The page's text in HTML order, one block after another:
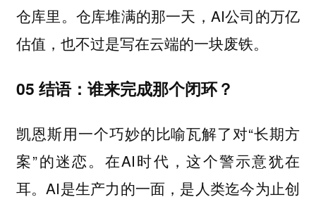
仓库里。仓库堆满的那一天，AI公司的万亿
估值，也不过是写在云端的一块废铁。
05 结语：谁来完成那个闭环？
凯恩斯用一个巧妙的比喻瓦解了对“长期方
案”的迷恋。在AI时代，这个警示意犹在
耳。AI是生产力的一面，是人类迄今为止创